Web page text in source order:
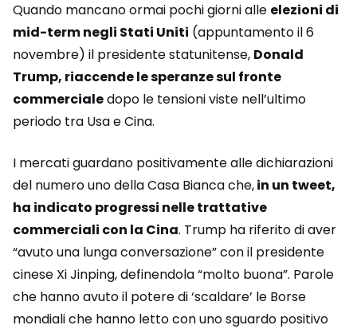
Quando mancano ormai pochi giorni alle elezioni di
mid-term negli Stati Uniti (appuntamento il 6
novembre) il presidente statunitense, Donald
Trump, riaccende le speranze sul fronte
commercialedopo le tensioni viste nell’ultimo
periodo tra Usa e Cina.
I mercati guardano positivamente alle dichiarazioni
del numero uno della Casa Bianca che,in un tweet,
ha indicato progressi nelle trattative
commerciali con la Cina. Trump ha riferito di aver
“avuto una lunga conversazione” con il presidente
cinese Xi Jinping, definendola “molto buona”. Parole
che hanno avuto il potere di ‘scaldare’ le Borse
mondiali che hanno letto con uno sguardo positivo